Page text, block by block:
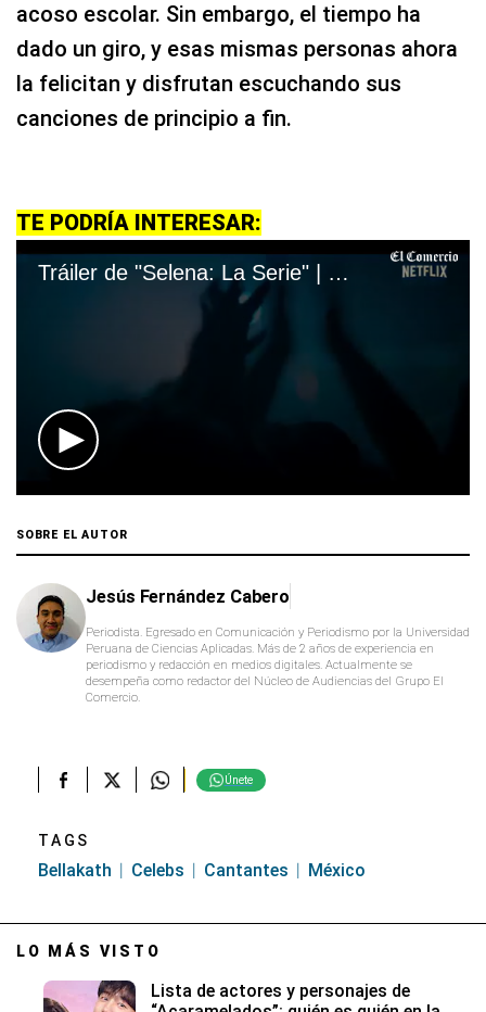
acoso escolar. Sin embargo, el tiempo ha
dado un giro, y esas mismas personas ahora
la felicitan y disfrutan escuchando sus
canciones de principio a fin.
TE PODRÍA INTERESAR:
Tráiler de "Selena: La Serie" | Netflix
of
2
24
seconds
SOBRE EL AUTOR
Jesús Fernández Cabero
Periodista. Egresado en Comunicación y Periodismo por la Universidad
Peruana de Ciencias Aplicadas. Más de 2 años de experiencia en
periodismo y redacción en medios digitales. Actualmente se
desempeña como redactor del Núcleo de Audiencias del Grupo El
Comercio.
Únete
TAGS
Bellakath Celebs Cantantes México
LO MÁS VISTO
Lista de actores y personajes de